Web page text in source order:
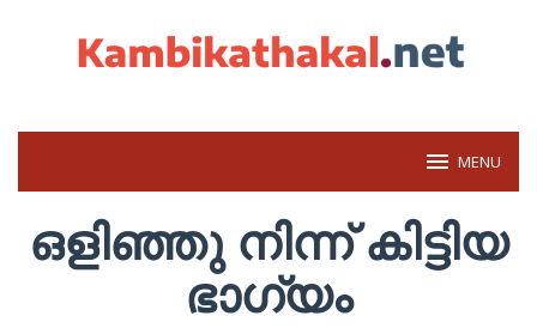
MENU
ഒളിഞ്ഞു നിന്ന് കിട്ടിയ
ഭാഗ്യം